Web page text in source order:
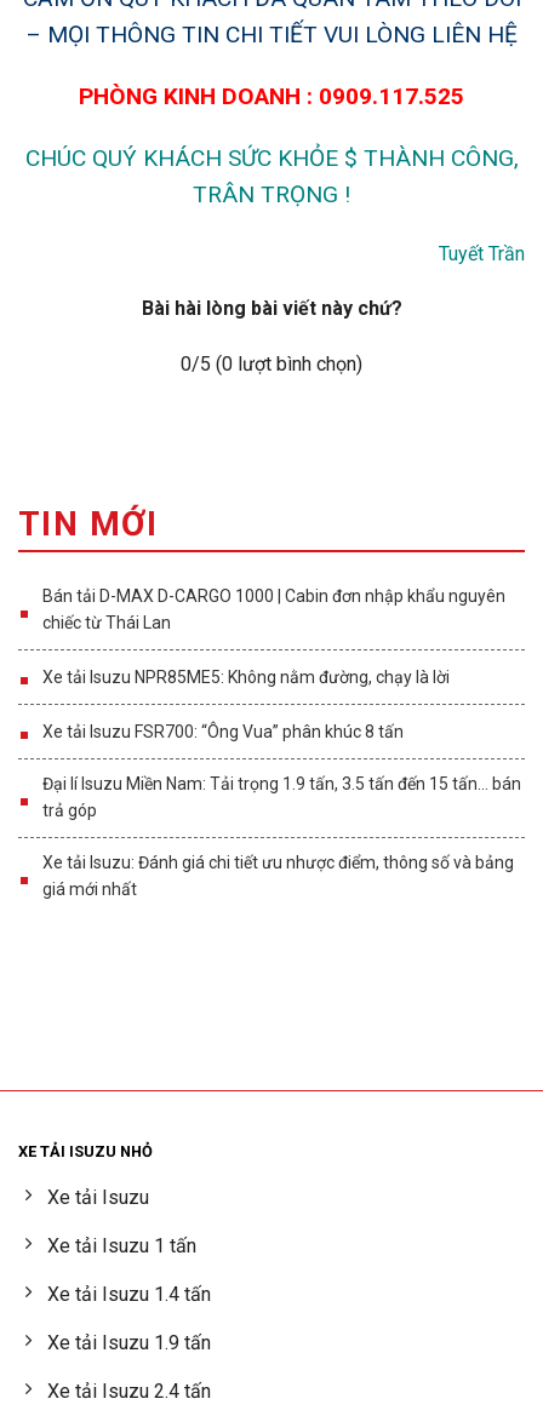
– MỌI THÔNG TIN CHI TIẾT VUI LÒNG LIÊN HỆ
PHÒNG KINH DOANH : 0909.117.525
CHÚC QUÝ KHÁCH SỨC KHỎE $ THÀNH CÔNG,
TRÂN TRỌNG !
Tuyết Trần
Bài hài lòng bài viết này chứ?
0/5 (0 lượt bình chọn)
TIN MỚI
Bán tải D-MAX D-CARGO 1000 | Cabin đơn nhập khẩu nguyên
chiếc từ Thái Lan
Xe tải Isuzu NPR85ME5: Không nằm đường, chạy là lời
Xe tải Isuzu FSR700: “Ông Vua” phân khúc 8 tấn
Đại lí Isuzu Miền Nam: Tải trọng 1.9 tấn, 3.5 tấn đến 15 tấn… bán
trả góp
Xe tải Isuzu: Đánh giá chi tiết ưu nhược điểm, thông số và bảng
giá mới nhất
XE TẢI ISUZU NHỎ
Xe tải Isuzu
Xe tải Isuzu 1 tấn
Xe tải Isuzu 1.4 tấn
Xe tải Isuzu 1.9 tấn
Xe tải Isuzu 2.4 tấn